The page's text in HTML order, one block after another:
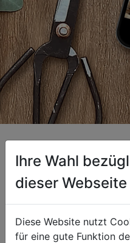
Ihre Wahl
dieser Webseite
Diese Website nutzt
für eine gute Funktion